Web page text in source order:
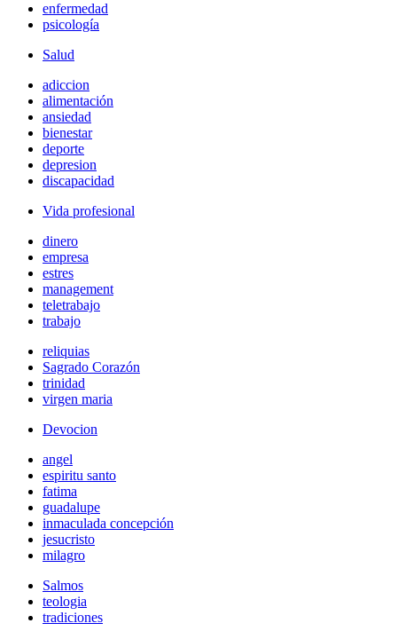
enfermedad
psicología
Salud
adiccion
alimentación
ansiedad
bienestar
deporte
depresion
discapacidad
Vida profesional
dinero
empresa
estres
management
teletrabajo
trabajo
reliquias
Sagrado Corazón
trinidad
virgen maria
Devocion
angel
espiritu santo
fatima
guadalupe
inmaculada concepción
jesucristo
milagro
Salmos
teologia
tradiciones